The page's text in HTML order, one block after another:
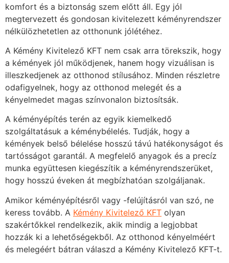
komfort és a biztonság szem előtt áll. Egy jól
megtervezett és gondosan kivitelezett kéményrendszer
nélkülözhetetlen az otthonunk jólétéhez.
A Kémény Kivitelező KFT nem csak arra törekszik, hogy
a kémények jól működjenek, hanem hogy vizuálisan is
illeszkedjenek az otthonod stílusához. Minden részletre
odafigyelnek, hogy az otthonod melegét és a
kényelmedet magas színvonalon biztosítsák.
A kéményépítés terén az egyik kiemelkedő
szolgáltatásuk a kéménybélelés. Tudják, hogy a
kémények belső bélelése hosszú távú hatékonyságot és
tartósságot garantál. A megfelelő anyagok és a precíz
munka együttesen kiegészítik a kéményrendszerüket,
hogy hosszú éveken át megbízhatóan szolgáljanak.
Amikor kéményépítésről vagy -felújításról van szó, ne
keress tovább. A Kémény Kivitelező KFT olyan
szakértőkkel rendelkezik, akik mindig a legjobbat
hozzák ki a lehetőségekből. Az otthonod kényelméért
és melegéért bátran válaszd a Kémény Kivitelező KFT-t.